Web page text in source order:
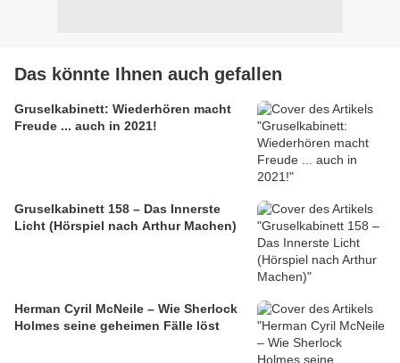
Das könnte Ihnen auch gefallen
Gruselkabinett: Wiederhören macht
Freude ... auch in 2021!
Gruselkabinett 158 – Das Innerste
Licht (Hörspiel nach Arthur Machen)
Herman Cyril McNeile – Wie Sherlock
Holmes seine geheimen Fälle löst